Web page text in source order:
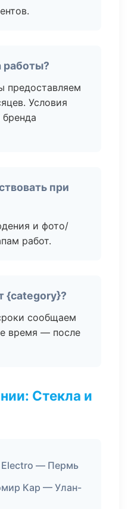
работы?
предоставляем
Условия
бренда
при
и фото/
работ.
{category}?
сообщаем
время — после
Стекла и
Electro — Пермь
Кар — Улан-